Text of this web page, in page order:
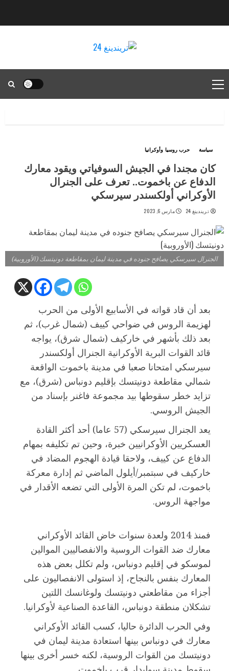
سياسة حرب روسيا وأوكرانيا
كان مجندا في الجيش السوفياتي ويقود معارك
الدفاع عن باخموت.. تعرف على الجنرال
الأوكراني أولكسندر سيرسكي
تريندينغ 24 مارس 6, 2023
الجنرال سيرسكي يصافح جنوده في مدينة ليمان بمقاطعة دونيتسك (الأوروبية)
بعد أن قاد قواته في الأسابيع الأولى من الحرب
لهزيمة الروس في ضواحي كييف (شمال غرب)، ثم
بعد ذلك بأشهر في خاركيف (شمال شرق)، يواجه
قائد القوات البرية الأوكرانية الجنرال أولكسندر
سيرسكي امتحانا صعبا في مدينة باخموت الواقعة
شمالي مقاطعة دونيتسك بإقليم دونباس (شرق)، مع
تزايد خطر سقوطها بيد مجموعة فاغنر بإسناد من
الجيش الروسي.
يعد الجنرال سيرسكي (57 عاما) أحد أكثر القادة
العسكريين الأوكرانيين خبرة، وحين تم تكليفه بمهام
الدفاع عن كييف، ولاحقا قيادة الهجوم المضاد في
خاركيف في سبتمبر/أيلول الماضي ثم إدارة معركة
باخموت، لم تكن المرة الأولى التي تضعه الأقدار في
مواجهة الروس.
فمنذ 2014 ولعدة سنوات خاض القائد الأوكراني
معارك ضد القوات الروسية والانفصاليين الموالين
لموسكو في إقليم دونباس، ولم تكلل بعض هذه
المعارك بنفس بالنجاح، إذ استولى الانفصاليون على
أجزاء من مقاطعتي دونيتسك ولوغانسك اللتين
تشكلان منطقة دونباس، القاعدة الصناعية لأوكرانيا.
وفي الحرب الدائرة حاليا، كسب القائد الأوكراني
معارك في دونباس بينها استعادة مدينة ليمان في
دونيتسك من القوات الروسية، لكنه خسر أخرى بينها